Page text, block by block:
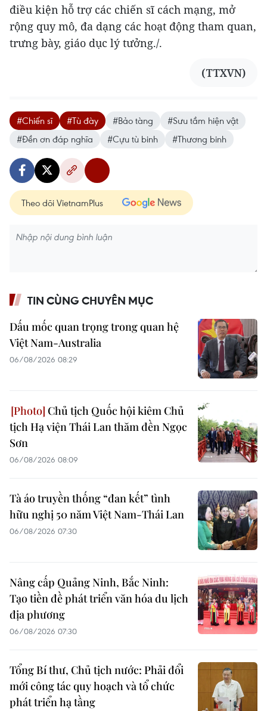
điều kiện hỗ trợ các chiến sĩ cách mạng, mở
rộng quy mô, đa dạng các hoạt động tham quan,
trưng bày, giáo dục lý tưởng./.
(TTXVN)
#Chiến sĩ #Tù đày #Bảo tàng
#Sưu tầm hiện vật
#Đền ơn đáp nghĩa
#Cựu tù binh #Thương binh
Theo dõi VietnamPlus
TIN CÙNG CHUYÊN MỤC
Dấu mốc quan trọng trong quan hệ
Việt Nam-Australia
06/08/2026 08:29
Chủ tịch Quốc hội kiêm Chủ
tịch Hạ viện Thái Lan thăm đền Ngọc
Sơn
06/08/2026 08:09
Tà áo truyền thống “đan kết” tình
hữu nghị 50 năm Việt Nam-Thái Lan
06/08/2026 07:30
Nâng cấp Quảng Ninh, Bắc Ninh:
Tạo tiền đề phát triển văn hóa du lịch
địa phương
06/08/2026 07:30
Tổng Bí thư, Chủ tịch nước: Phải đổi
mới công tác quy hoạch và tổ chức
phát triển hạ tầng